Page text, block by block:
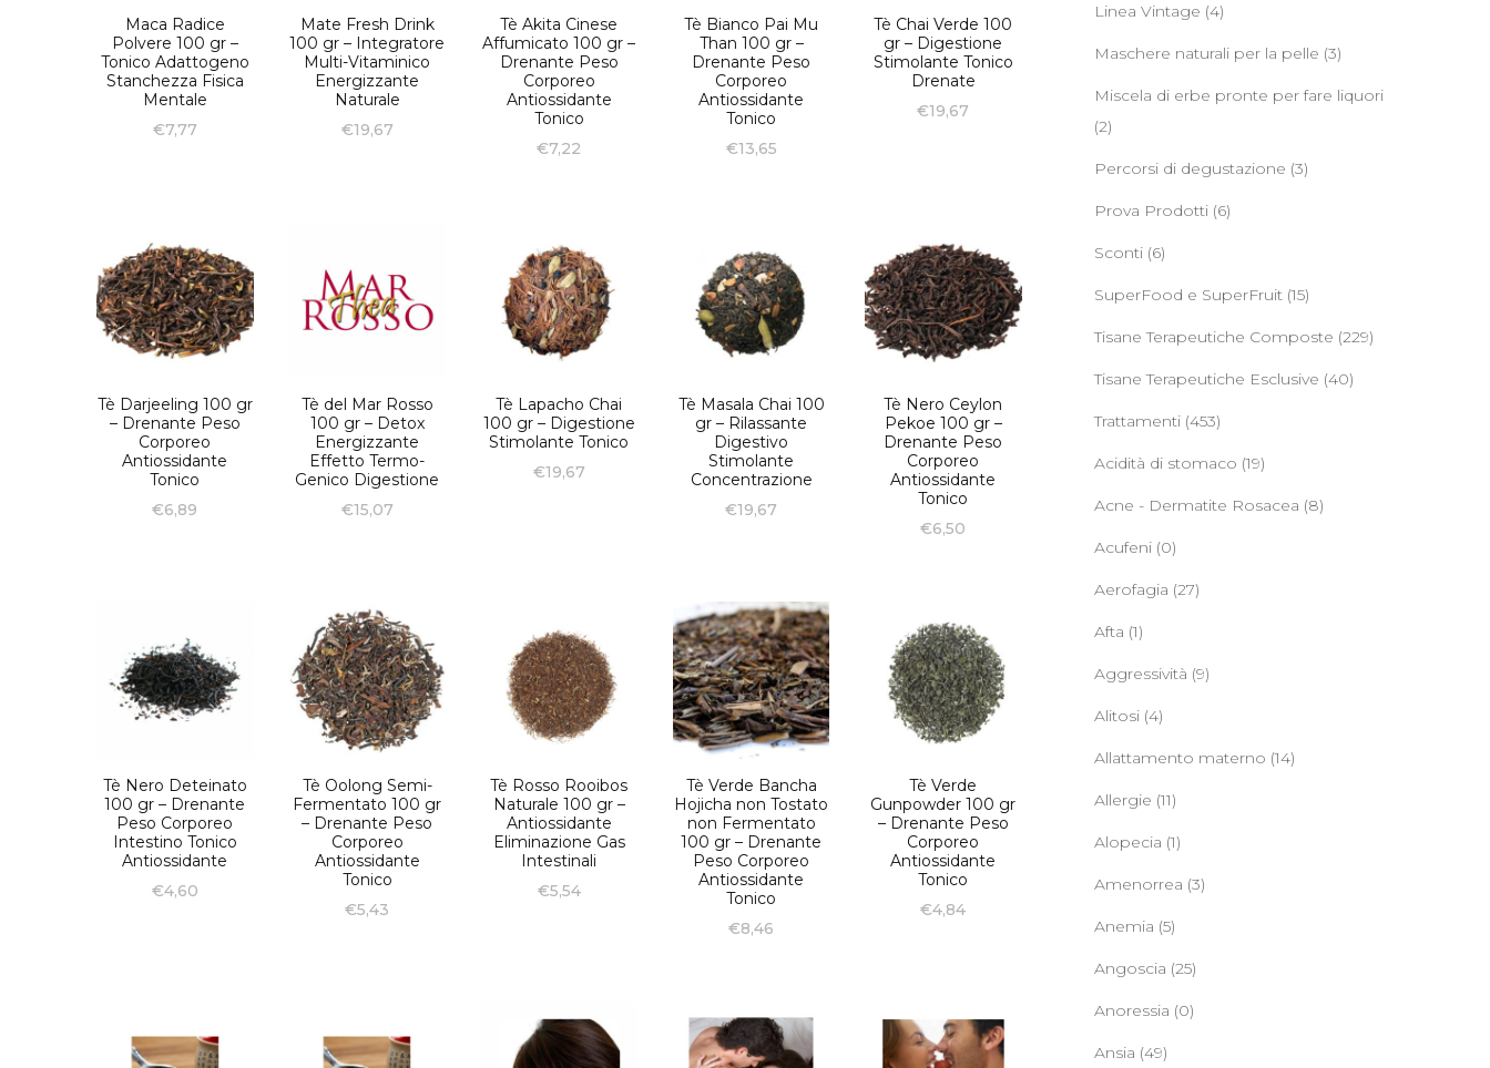
Maca Radice
Polvere 100 gr –
Tonico Adattogeno
Stanchezza Fisica
Mentale
€7,77
Mate Fresh Drink
100 gr – Integratore
Multi-Vitaminico
Energizzante
Naturale
€19,67
Tè Akita Cinese
Affumicato 100 gr –
Drenante Peso
Corporeo
Antiossidante
Tonico
€7,22
Tè Bianco Pai Mu
Than 100 gr –
Drenante Peso
Corporeo
Antiossidante
Tonico
€13,65
Tè Chai Verde 100
gr – Digestione
Stimolante Tonico
Drenate
€19,67
Tè Darjeeling 100 gr
– Drenante Peso
Corporeo
Antiossidante
Tonico
€6,89
Tè del Mar Rosso
100 gr – Detox
Energizzante
Effetto Termo-
Genico Digestione
€15,07
Tè Lapacho Chai
100 gr – Digestione
Stimolante Tonico
€19,67
Tè Masala Chai 100
gr – Rilassante
Digestivo
Stimolante
Concentrazione
€19,67
Tè Nero Ceylon
Pekoe 100 gr –
Drenante Peso
Corporeo
Antiossidante
Tonico
€6,50
Tè Nero Deteinato
100 gr – Drenante
Peso Corporeo
Intestino Tonico
Antiossidante
€4,60
Tè Oolong Semi-
Fermentato 100 gr
– Drenante Peso
Corporeo
Antiossidante
Tonico
€5,43
Tè Rosso Rooibos
Naturale 100 gr –
Antiossidante
Eliminazione Gas
Intestinali
€5,54
Tè Verde Bancha
Hojicha non Tostato
non Fermentato
100 gr – Drenante
Peso Corporeo
Antiossidante
Tonico
€8,46
Tè Verde
Gunpowder 100 gr
– Drenante Peso
Corporeo
Antiossidante
Tonico
€4,84
Linea Vintage (4)
Maschere naturali per la pelle (3)
Miscela di erbe pronte per fare liquori
(2)
Percorsi di degustazione (3)
Prova Prodotti (6)
Sconti (6)
SuperFood e SuperFruit (15)
Tisane Terapeutiche Composte (229)
Tisane Terapeutiche Esclusive (40)
Trattamenti (453)
Acidità di stomaco (19)
Acne - Dermatite Rosacea (8)
Acufeni (0)
Aerofagia (27)
Afta (1)
Aggressività (9)
Alitosi (4)
Allattamento materno (14)
Allergie (11)
Alopecia (1)
Amenorrea (3)
Anemia (5)
Angoscia (25)
Anoressia (0)
Ansia (49)